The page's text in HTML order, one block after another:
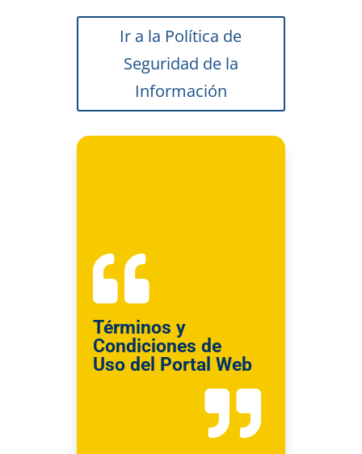
Ir a la Política de
Seguridad de la
Información

Términos y
Condiciones de
Uso del Portal Web
